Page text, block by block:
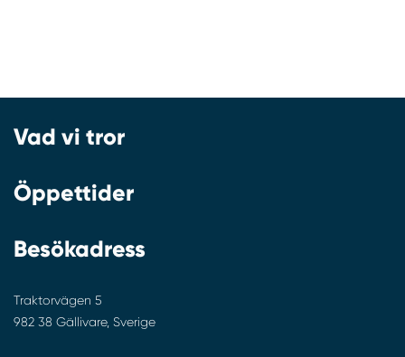
Vad vi tror
Öppettider
Besökadress
Traktorvägen 5
982 38 Gällivare, Sverige